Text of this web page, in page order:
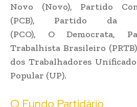
Novo (Novo), Partido
(PCB), Partido da
(PCO), O Democrata,
Trabalhista Brasileiro
dos Trabalhadores
Popular (UP).
O Fundo Partidário